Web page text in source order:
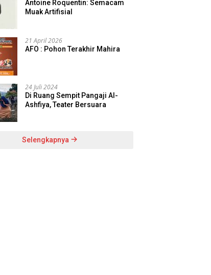
Antoine Roquentin: Semacam
Muak Artifisial
21 April 2026
AFO : Pohon Terakhir Mahira
24 Juli 2024
Di Ruang Sempit Pangaji Al-
Ashfiya, Teater Bersuara
Selengkapnya